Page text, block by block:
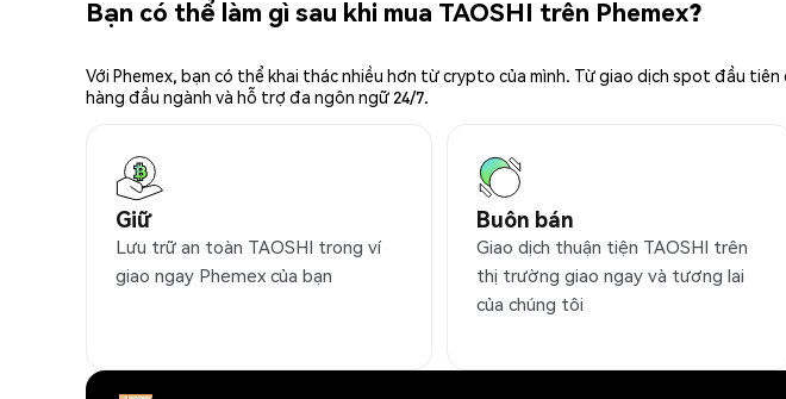
Bạn có thể làm gì sau khi mua TAOSHI trên Phemex?
Với Phemex, bạn có thể khai thác nhiều hơn từ crypto của mình. Từ giao dịch spot đầu
hàng đầu ngành và hỗ trợ đa ngôn ngữ 24/7.
Giữ
Lưu trữ an toàn TAOSHI trong ví
giao ngay Phemex của bạn
Buôn bán
Giao dịch thuận tiện TAOSHI trên
thị trường giao ngay và tương lai
của chúng tôi